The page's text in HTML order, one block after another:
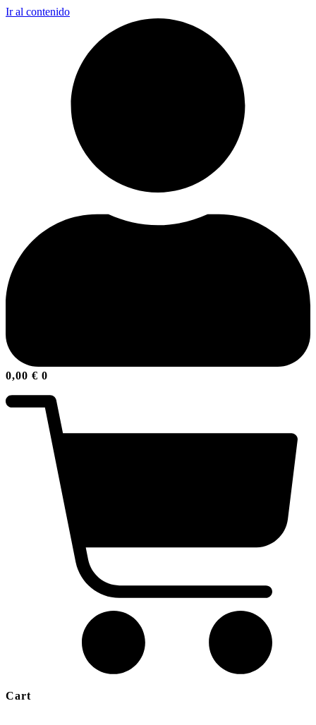
Ir al contenido
0,00 € 0
Cart